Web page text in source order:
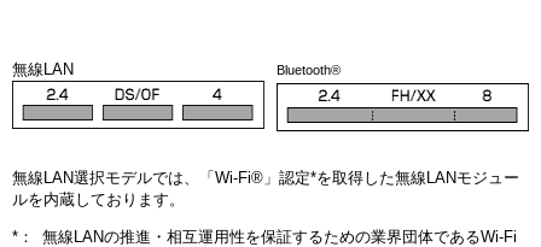
無線LAN Bluetooth®
無線LAN選択モデルでは、「Wi-Fi®」認定*を取得した無線LANモジュー
ルを内蔵しております。
*：
無線LANの推進・相互運用性を保証するための業界団体であるWi-Fi